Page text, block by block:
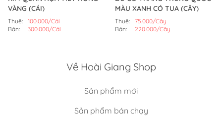
VÀNG (CÁI)
Thuê:
100.000/Cái
Bán:
300.000/Cái
MÀU XANH CÓ TUA (CÂY)
Thuê:
75.000/Cây
Bán:
220.000/Cây
Về Hoài Giang Shop
Sản phẩm mới
Sản phẩm bán chạy